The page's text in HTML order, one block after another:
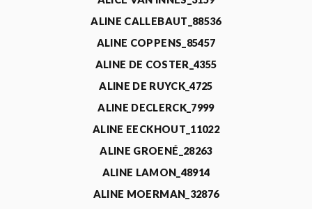
ALINE CALLEBAUT_88536
ALINE COPPENS_85457
ALINE DE COSTER_4355
ALINE DE RUYCK_4725
ALINE DECLERCK_7999
ALINE EECKHOUT_11022
ALINE GROENÉ_28263
ALINE LAMON_48914
ALINE MOERMAN_32876